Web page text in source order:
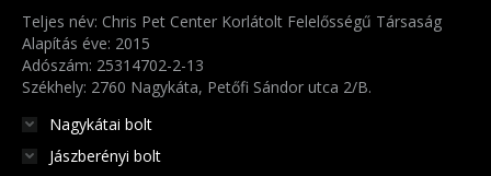
termékoldalon
ki
Teljes név: Chris Pet Center Korlátolt Felelősségű Társaság
Alapítás éve: 2015
Adószám: 25314702-2-13
Székhely: 2760 Nagykáta, Petőfi Sándor utca 2/B.
Nagykátai bolt
Jászberényi bolt